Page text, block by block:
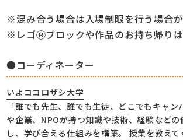
※混み合う場合は入場制限を行う場合が
※レゴⓇブロックや作品のお持ち帰りは
●コーディネーター
いよココロザシ大学
「誰でも先生、誰でも生徒、どこでもキャ
や企業、NPOが持つ知識や技術、経験などの
し、学び合える仕組みを構築。 授業を教え